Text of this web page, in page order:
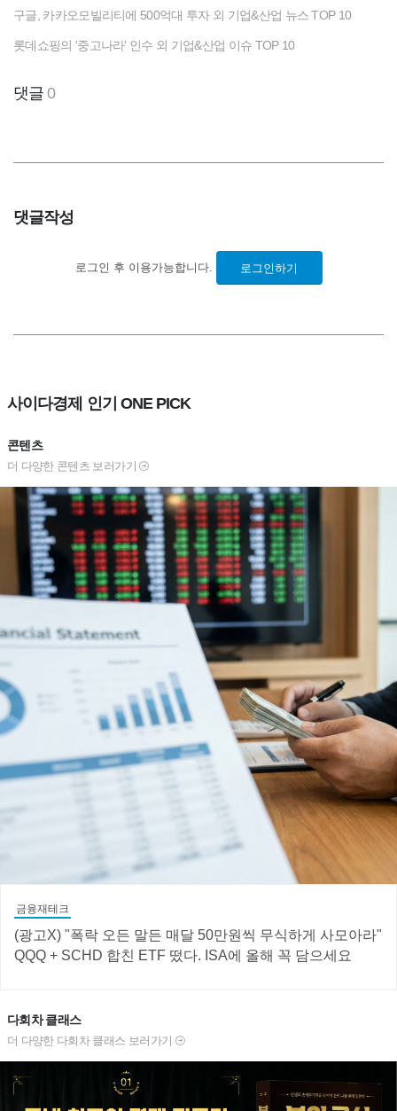
구글, 카카오모빌리티에 500억대 투자 외 기업&산업 뉴스 TOP 10
롯데쇼핑의 '중고나라' 인수 외 기업&산업 이슈 TOP 10
댓글0
댓글작성
로그인 후 이용가능합니다. 로그인하기
사이다경제 인기 ONE PICK
콘텐츠
더 다양한 콘텐츠 보러가기
금융재테크
(광고X) "폭락 오든 말든 매달 50만원씩 무식하게 사모아라"
QQQ + SCHD 합친 ETF 떴다. ISA에 올해 꼭 담으세요
다회차 클래스
더 다양한 다회차 클래스 보러가기